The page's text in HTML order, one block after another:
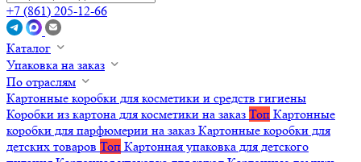
+7 (861) 205-12-66
Каталог
Упаковка на заказ
По отраслям
Картонные коробки для косметики и средств гигиены
Коробки из картона для косметики на заказ Топ Картонные
коробки для парфюмерии на заказ Картонные коробки для
детских товаров Топ Картонная упаковка для детского